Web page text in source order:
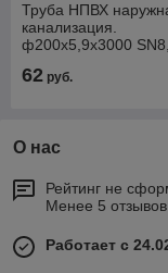
Труба НПВХ
канализация.
ф200х5,9х3000 SN8,
62 руб.
О нас
Рейтинг не
Менее 5
Работает с